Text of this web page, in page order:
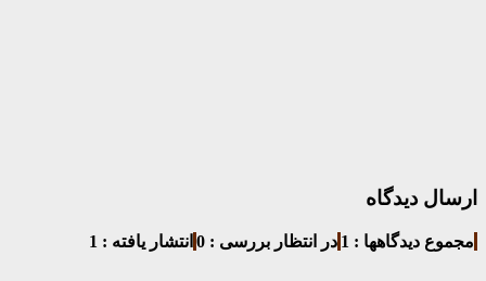
ارسال دیدگاه
مجموع دیدگاهها : 1 در انتظار بررسی : 0 انتشار یافته : 1